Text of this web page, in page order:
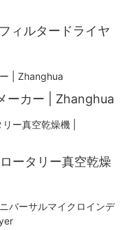
ィルタードライヤ
ーカー | Zhanghua
ータリー真空乾燥